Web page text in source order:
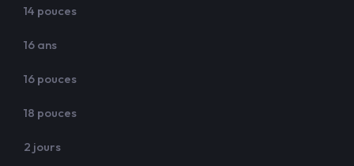
14 pouces
16 ans
16 pouces
18 pouces
2 jours